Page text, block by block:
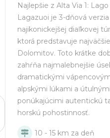
Najlepšie z Alta Via 1:
Lagazuoi je 3-dňová verzia
najikonickejšej diaľkovej
ktorá predstavuje
Dolomitov. Toto krátke
zahŕňa najmalebnejšie
dramatickými
alpskými lúkami a
ponúkajúcimi autentickú
horskú pohostinnosť.
10 - 15 km za deň